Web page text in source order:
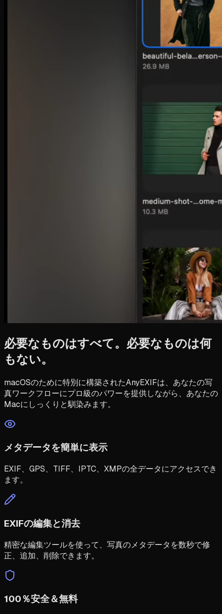
必要なものはすべて。必要なものは何
もない。
macOSのために特別に構築されたAnyEXIFは、あなたの写
真ワークフローにプロ級のパワーを提供しながら、あなたの
Macにしっくりと馴染みます。
メタデータを簡単に表示
EXIF、GPS、TIFF、IPTC、XMPの全データにアクセスでき
ます。
EXIFの編集と消去
精密な編集ツールを使って、写真のメタデータを数秒で修
正、追加、削除できます。
100％安全＆無料